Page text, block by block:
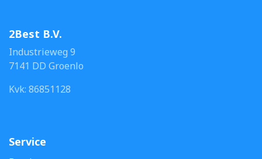
2Best B.V.
Industrieweg 9
7141 DD Groenlo
Kvk: 86851128
Service